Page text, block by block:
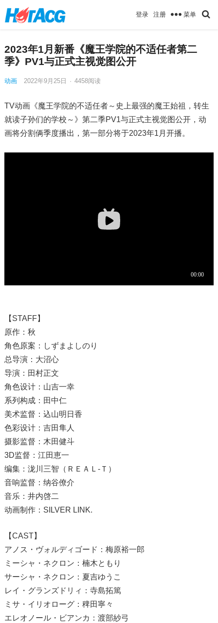
登录 注册 菜单
2023年1月新番《魔王学院的不适任者第二
季》PV1与正式主视觉图公开
动画 2022年9月25日 · 4458阅读
TV动画《魔王学院的不适任者～史上最强的魔王始祖，转生
就读子孙们的学校～》第二季PV1与正式主视觉图公开，动
画将分割俩季度播出，第一部分将于2023年1月开播。
【STAFF】
原作：秋
角色原案：しずまよしのり
总导演：大沼心
导演：田村正文
角色设计：山吉一幸
系列构成：田中仁
美术监督：込山明日香
色彩设计：吉田隼人
摄影监督：木田健斗
3D监督：江田恵一
编集：泷川三智（ＲＥＡＬ-Ｔ）
音响监督：纳谷僚介
音乐：井内啓二
动画制作：SILVER LINK.
【CAST】
アノス・ヴォルディゴード：梅原裕一郎
ミーシャ・ネクロン：楠木ともり
サーシャ・ネクロン：夏吉ゆうこ
レイ・グランズドリィ：寺島拓篤
ミサ・イリオローグ：稗田寧々
エレオノール・ビアンカ：渡部紗弓